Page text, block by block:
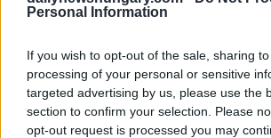
Personal Information
If you wish to opt-out of the sale, sharing
processing of your personal or sensitive
targeted advertising by us, please use the
section to confirm your selection. Please
opt-out request is processed you may